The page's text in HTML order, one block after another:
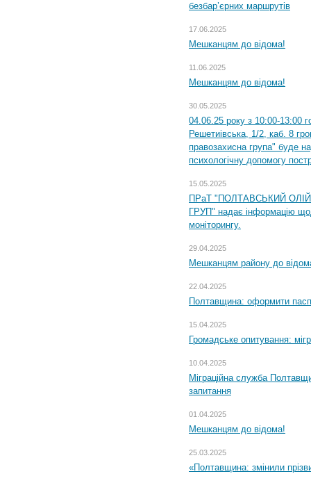
безбар’єрних маршрутів
17.06.2025
Мешканцям до відома!
11.06.2025
Мешканцям до відома!
30.05.2025
04.06.25 року з 10:00-13:00
Решетиівська, 1/2, каб. 8
правозахисна група" буде
психологічну допомогу
15.05.2025
ПРаТ "ПОЛТАВСЬКИЙ
ГРУП" надає інформацію
моніторингу.
29.04.2025
Мешканцям району до
22.04.2025
Полтавщина: оформити
15.04.2025
Громадське опитування:
10.04.2025
Міграційна служба
запитання
01.04.2025
Мешканцям до відома!
25.03.2025
«Полтавщина: змінили